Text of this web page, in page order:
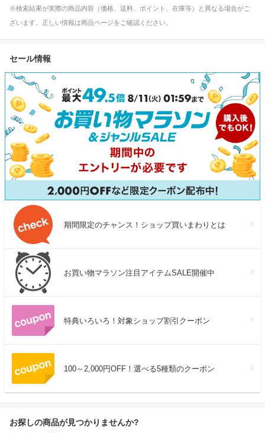
※検索結果が実際の商品内容（価格、送料、ポイント、在庫等）と異なる場合がご
ざいます。正しい情報は商品ページをご確認ください。
セール情報
期間限定のチャンス！ショップ買いまわりとは
お買い物マラソン注目アイテムSALE開催中
特典いろいろ！対象ショップ割引クーポン
100～2,000円OFF！選べる5種類のクーポン
お探しの商品が見つかりませんか?